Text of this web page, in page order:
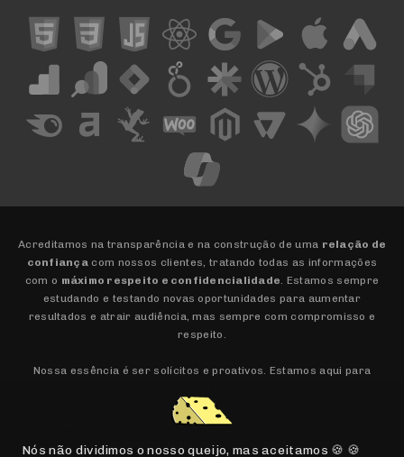
Acreditamos na transparência e na construção de uma relação de
confiançacom nossos clientes, tratando todas as informações
com o máximo respeito e confidencialidade. Estamos sempre
estudando e testando novas oportunidades para aumentar
resultados e atrair audiência, mas sempre com compromisso e
respeito.
Nossa essência é ser solícitos e proativos. Estamos aqui para
garantindo que cada projeto supere as expectativas. Valorizamos a
colaboração e a personalização, adaptando nossas estratégias e
abordagens para atender às necessidades únicas de cada cliente.
Nós não dividimos o nosso queijo, mas aceitamos 🍪 🍪